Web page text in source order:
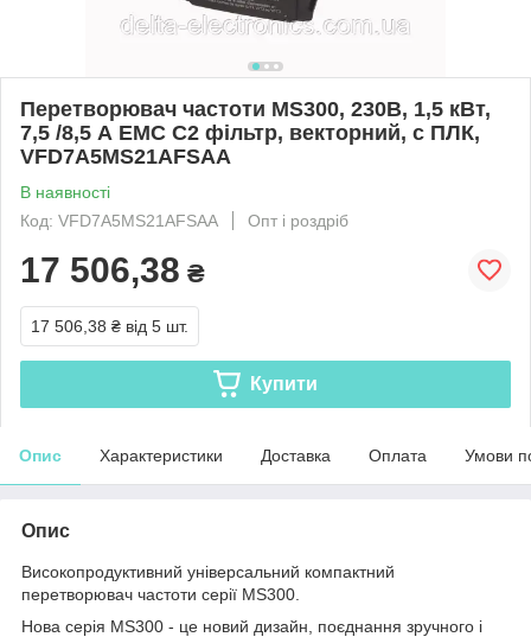
Перетворювач частоти MS300, 230В, 1,5 кВт,
7,5 /8,5 А ЕМС С2 фільтр, векторний, c ПЛК,
VFD7A5MS21AFSAA
В наявності
Код: VFD7A5MS21AFSAA
Опт і роздріб
17 506,38 ₴
17 506,38 ₴ від 5 шт.
Купити
Опис Характеристики Доставка Оплата Умови
Опис
Високопродуктивний універсальний компактний
перетворювач частоти серії MS300.
Нова серія MS300 - це новий дизайн, поєднання зручного і